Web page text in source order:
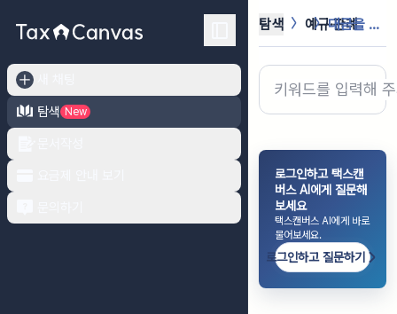
탐색
New
탐색 예규·판례 대금을 청산하기 전에 소유권이전등기를...
로그인하고 택스캔
버스 AI에게 질문해
보세요
택스캔버스 AI에게 바로
물어보세요.
로그인하고 질문하기